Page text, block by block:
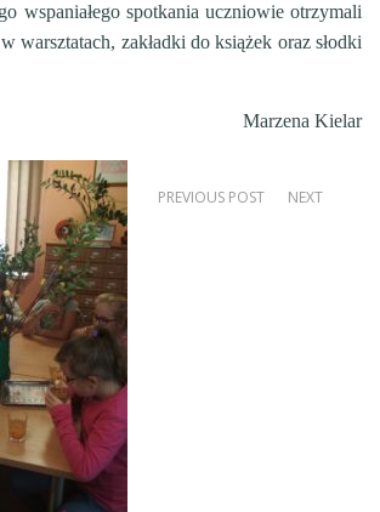
wspaniałego spotkania uczniowie otrzymali
warsztatach, zakładki do książek oraz słodki
Marzena Kielar
PREVIOUS POST NEXT